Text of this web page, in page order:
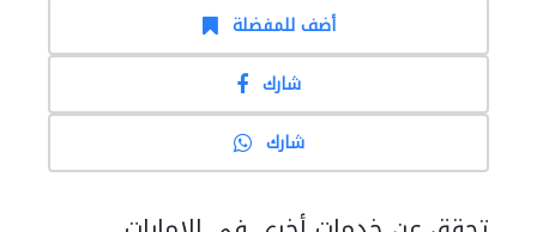
أضف للمفضلة
شارك
شارك